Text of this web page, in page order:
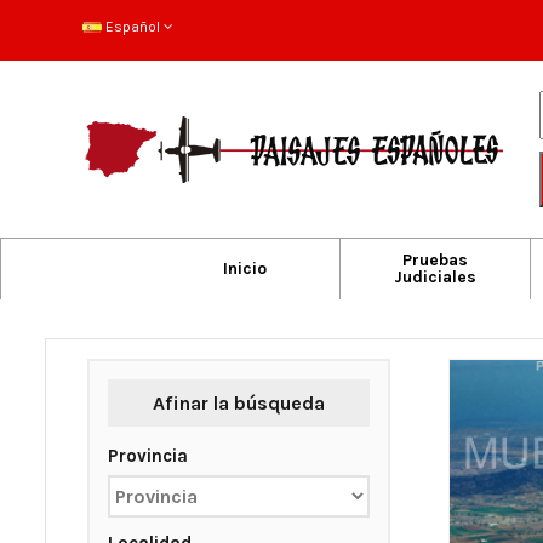
Español
Inicio
Pruebas
Judiciales
Afinar la búsqueda
Provincia